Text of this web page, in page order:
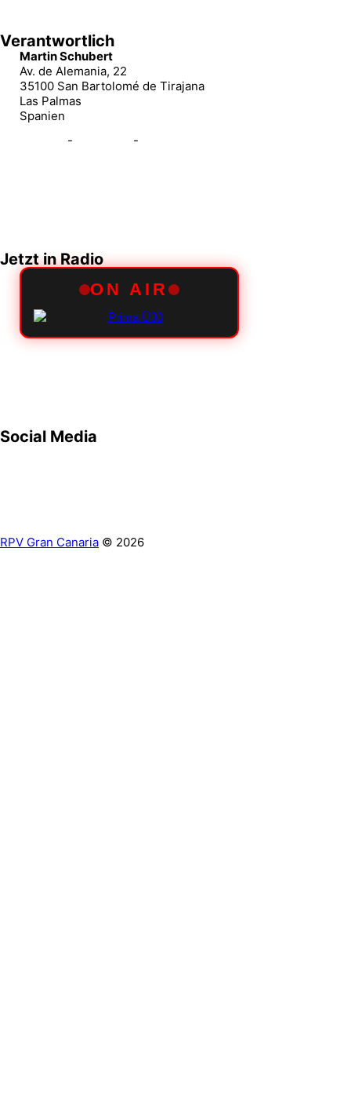
Verantwortlich
Martin Schubert
Av. de Alemania, 22
35100 San Bartolomé de Tirajana
Las Palmas
Spanien
- -
Jetzt in Radio
Social Media
RPV Gran Canaria © 2026